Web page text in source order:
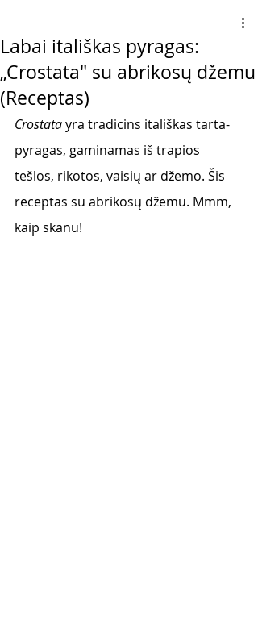
Labai itališkas pyragas:
„Crostata" su abrikosų džemu
(Receptas)
Crostata yra tradicins itališkas tarta-
pyragas, gaminamas iš trapios
tešlos, rikotos, vaisių ar džemo. Šis
receptas su abrikosų džemu. Mmm,
kaip skanu!